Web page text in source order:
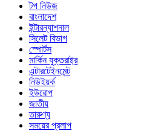
টপ নিউজ
বাংলাদেশ
ইন্টারন্যাশনাল
সিলেট বিভাগ
স্পোর্টস
মার্কিন যুক্তরাষ্ট্র
এন্টারটেইনমেন্ট
নিউইয়র্ক
ইউরোপ
জাতীয়
তারুণ্য
সময়ের প্রলাপ